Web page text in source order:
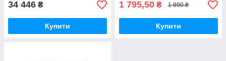
34 446 ₴
Купити
1 795,50 ₴ 1 890 ₴
Купити